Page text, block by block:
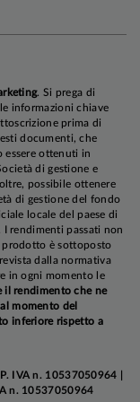
. Si prega di
informazioni chiave
prima di
documenti, che
essere ottenuti in
di gestione e
possibile ottenere
di gestione del fondo
locale del paese di
rendimenti passati non
è sottoposto
dalla normativa
in ogni momento le
il rendimento che ne
momento del
inferiore rispetto a
IVA n. 10537050964 |
n. 10537050964